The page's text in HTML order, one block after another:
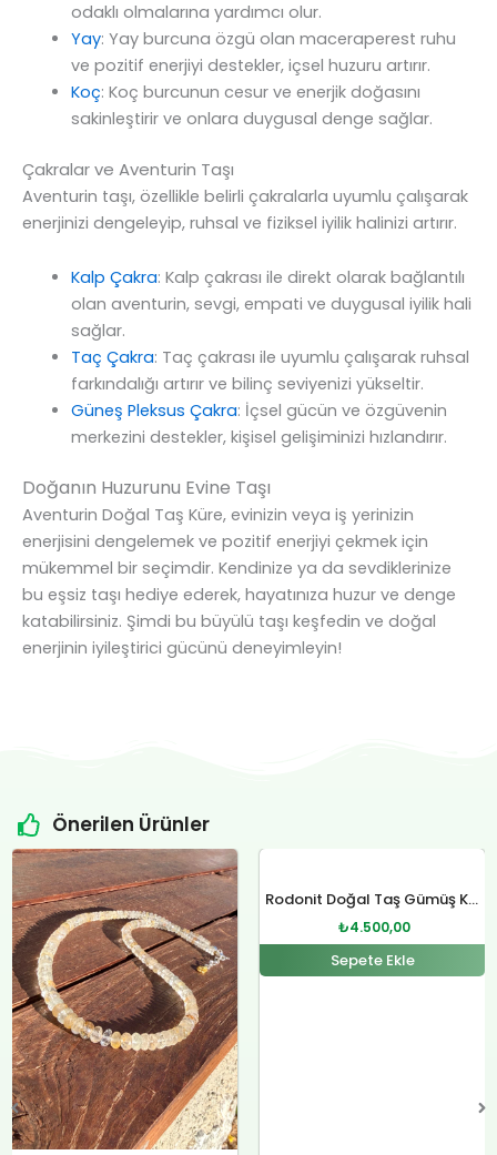
odaklı olmalarına yardımcı olur.
Yay: Yay burcuna özgü olan maceraperest ruhu
ve pozitif enerjiyi destekler, içsel huzuru artırır.
Koç: Koç burcunun cesur ve enerjik doğasını
sakinleştirir ve onlara duygusal denge sağlar.
Çakralar ve Aventurin Taşı
Aventurin taşı, özellikle belirli çakralarla uyumlu çalışarak
enerjinizi dengeleyip, ruhsal ve fiziksel iyilik halinizi artırır.
Kalp Çakra: Kalp çakrası ile direkt olarak bağlantılı
olan aventurin, sevgi, empati ve duygusal iyilik hali
sağlar.
Taç Çakra: Taç çakrası ile uyumlu çalışarak ruhsal
farkındalığı artırır ve bilinç seviyenizi yükseltir.
Güneş Pleksus Çakra: İçsel gücün ve özgüvenin
merkezini destekler, kişisel gelişiminizi hızlandırır.
Doğanın Huzurunu Evine Taşı
Aventurin Doğal Taş Küre, evinizin veya iş yerinizin
enerjisini dengelemek ve pozitif enerjiyi çekmek için
mükemmel bir seçimdir. Kendinize ya da sevdiklerinize
bu eşsiz taşı hediye ederek, hayatınıza huzur ve denge
katabilirsiniz. Şimdi bu büyülü taşı keşfedin ve doğal
enerjinin iyileştirici gücünü deneyimleyin!
Önerilen Ürünler
Rodonit Doğal Taş Gümüş Kolye
Orijinal
fiyat:
₺4.800,00.
₺4.500,00
Şu
andaki
fiyat:
₺4.500,00.
Sepete Ekle
₺12.400,00.
₺12.000,00.